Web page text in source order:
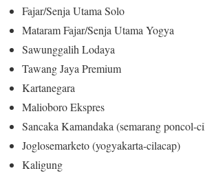
Fajar/Senja Utama Solo
Mataram Fajar/Senja Utama Yogya
Sawunggalih Lodaya
Tawang Jaya Premium
Kartanegara
Malioboro Ekspres
Sancaka Kamandaka (semarang poncol-
Joglosemarketo (yogyakarta-cilacap)
Kaligung